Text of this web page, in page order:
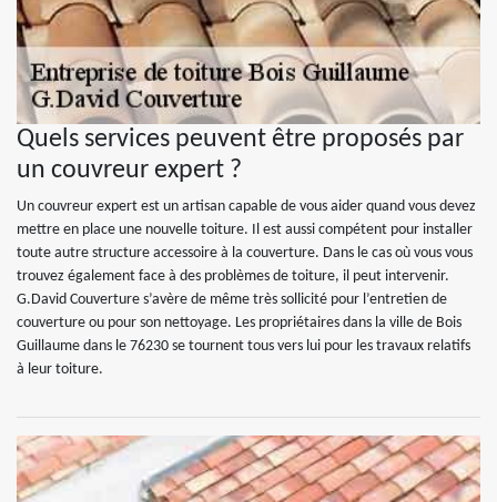
Quels services peuvent être proposés par
un couvreur expert ?
Un couvreur expert est un artisan capable de vous aider quand vous devez
mettre en place une nouvelle toiture. Il est aussi compétent pour installer
toute autre structure accessoire à la couverture. Dans le cas où vous vous
trouvez également face à des problèmes de toiture, il peut intervenir.
G.David Couverture s’avère de même très sollicité pour l’entretien de
couverture ou pour son nettoyage. Les propriétaires dans la ville de Bois
Guillaume dans le 76230 se tournent tous vers lui pour les travaux relatifs
à leur toiture.